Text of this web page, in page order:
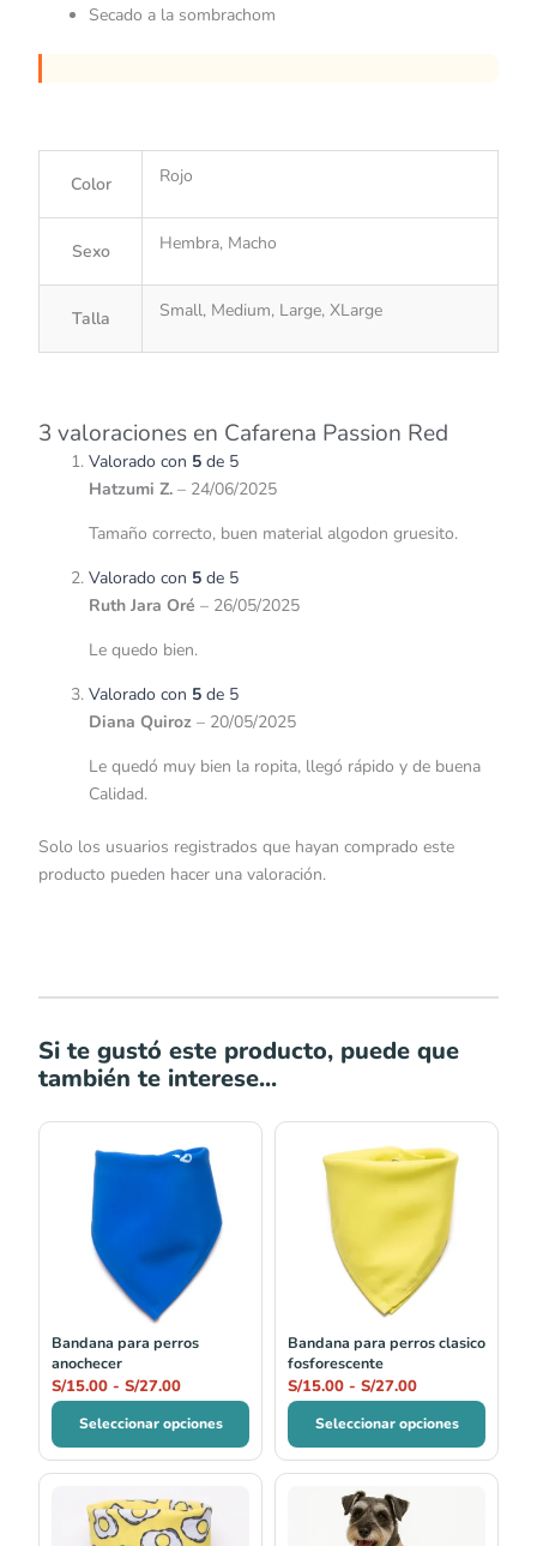
Secado a la sombrachom
Color Rojo
Sexo Hembra, Macho
Talla Small, Medium, Large, XLarge
3 valoraciones en Cafarena Passion Red
Valorado con 5 de 5
Hatzumi Z. – 24/06/2025
Tamaño correcto, buen material algodon gruesito.
Valorado con 5 de 5
Ruth Jara Oré – 26/05/2025
Le quedo bien.
Valorado con 5 de 5
Diana Quiroz – 20/05/2025
Le quedó muy bien la ropita, llegó rápido y de buena
Calidad.
Solo los usuarios registrados que hayan comprado este
producto pueden hacer una valoración.
Si te gustó este producto, puede que
también te interese...
Bandana para perros
anochecer
S/15.00 - S/27.00
de
precios:
desde
S/15.00
hasta
S/27.00
Seleccionar opciones
Bandana para perros clasico
fosforescente
S/15.00 - S/27.00
de
precios:
desde
S/15.00
hasta
S/27.00
Seleccionar opciones
de
precios: